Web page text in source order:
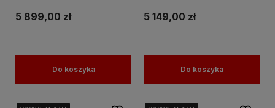
Projektowania
5 899,00 zł
Do koszyka
Projektowania
5 149,00 zł
Do koszyka